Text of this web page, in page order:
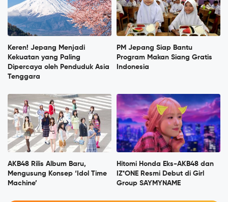
Keren! Jepang Menjadi
Kekuatan yang Paling
Dipercaya oleh Penduduk Asia
Tenggara
PM Jepang Siap Bantu
Program Makan Siang Gratis
Indonesia
AKB48 Rilis Album Baru,
Mengusung Konsep ‘Idol Time
Machine’
Hitomi Honda Eks-AKB48 dan
IZ*ONE Resmi Debut di Girl
Group SAYMYNAME